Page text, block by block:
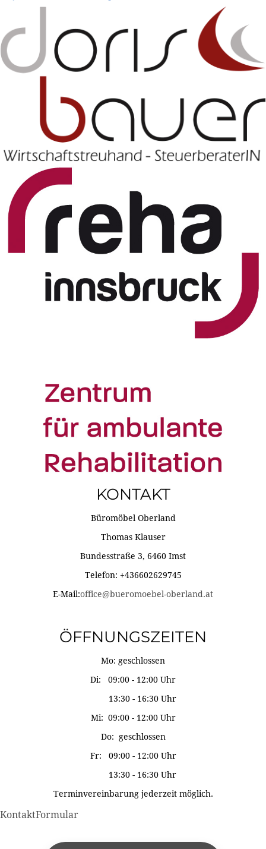
KONTAKT
Büromöbel Oberland
Thomas Klauser
Bundesstraße 3, 6460 Imst
Telefon: +436602629745
E-Mail:office@bueromoebel-oberland.at
ÖFFNUNGSZEITEN
Mo: geschlossen
Di: 09:00 - 12:00 Uhr
13:30 - 16:30 Uhr
Mi: 09:00 - 12:00 Uhr
Do: geschlossen
Fr: 09:00 - 12:00 Uhr
13:30 - 16:30 Uhr
Terminvereinbarung jederzeit möglich.
KontaktFormular